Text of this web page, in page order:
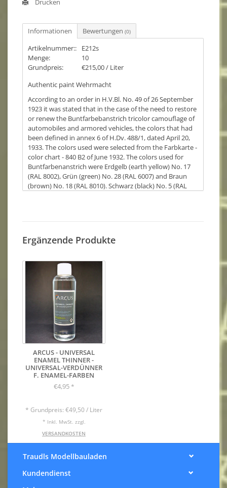
Drucken
Informationen Bewertungen (0)
Artikelnummer::
E212s
Menge:
10
Grundpreis:
€215,00 / Liter
Authentic paint Wehrmacht
According to an order in H.V.Bl. No. 49 of 26 September
1923 it was stated that in the case of the need to restore
or renew the Buntfarbebanstrich tricolor camouflage of
automobiles and armored vehicles, the colors that had
been defined in annex 6 of H.Dv. 488/1, dated April 20,
1933. The colors used were selected from the Farbkarte -
color chart - 840 B2 of June 1932. The colors used for
Buntfarbenanstrich were Erdgelb (earth yellow) No. 17
(RAL 8002), Grün (green) No. 28 (RAL 6007) and Braun
(brown) No. 18 (RAL 8010). Schwarz (black) No. 5 (RAL
with brushes, later with sprayers
Camouflage of cars and armored vehicles of the
Wehrmacht
Equipment, gas-masks, kitchen utensils, water
bottles, ammunition boxes, etc.
Ergänzende Produkte
ARCUS - UNIVERSAL
ENAMEL THINNER -
UNIVERSAL-VERDÜNNER
F. ENAMEL-FARBEN
€4,95 *
* Grundpreis: €49,50 / Liter
* Inkl. MwSt. zzgl.
VERSANDKOSTEN
Traudls Modellbauladen
Kundendienst